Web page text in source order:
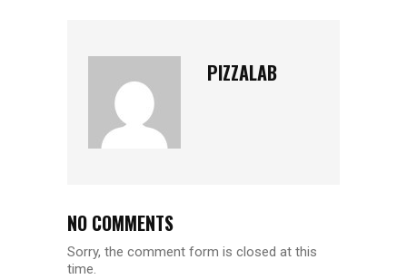
PIZZALAB
NO COMMENTS
Sorry, the comment form is closed at this
time.